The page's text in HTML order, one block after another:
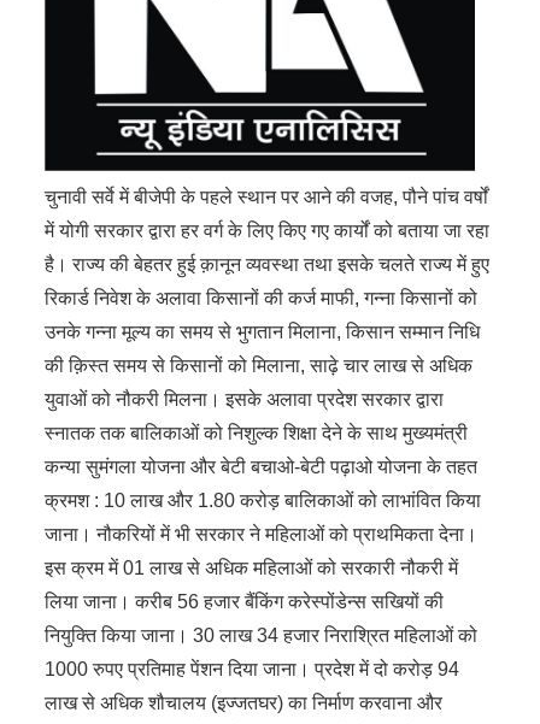
चुनावी सर्वे में बीजेपी के पहले स्थान पर आने की वजह, पौने पांच वर्षों
में योगी सरकार द्वारा हर वर्ग के लिए किए गए कार्यों को बताया जा रहा
है। राज्य की बेहतर हुई क़ानून व्यवस्था तथा इसके चलते राज्य में हुए
रिकार्ड निवेश के अलावा किसानों की कर्ज माफी, गन्ना किसानों को
उनके गन्ना मूल्य का समय से भुगतान मिलाना, किसान सम्मान निधि
की क़िस्त समय से किसानों को मिलाना, साढ़े चार लाख से अधिक
युवाओं को नौकरी मिलना। इसके अलावा प्रदेश सरकार द्वारा
स्नातक तक बालिकाओं को निशुल्क शिक्षा देने के साथ मुख्यमंत्री
कन्या सुमंगला योजना और बेटी बचाओ-बेटी पढ़ाओ योजना के तहत
क्रमश : 10 लाख और 1.80 करोड़ बालिकाओं को लाभांवित किया
जाना। नौकरियों में भी सरकार ने महिलाओं को प्राथमिकता देना।
इस क्रम में 01 लाख से अधिक महिलाओं को सरकारी नौकरी में
लिया जाना। करीब 56 हजार बैंकिंग करेस्पोंडेन्स सखियों की
नियुक्ति किया जाना। 30 लाख 34 हजार निराश्रित महिलाओं को
1000 रुपए प्रतिमाह पेंशन दिया जाना। प्रदेश में दो करोड़ 94
लाख से अधिक शौचालय (इज्जतघर) का निर्माण करवाना और